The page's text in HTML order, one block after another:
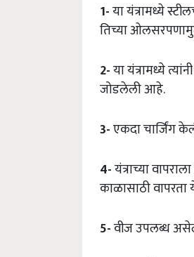
1-या यंत्रामध्ये
तिच्या
2-या यंत्रामध्ये
जोडलेली आहे.
3-एकदा चार्जिंग
4-यंत्राच्या
काळासाठी वापरता
5-वीज उपलब्ध